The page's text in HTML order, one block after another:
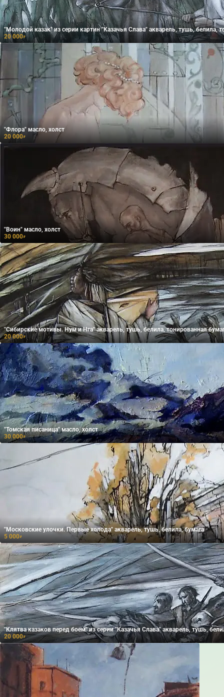
"Молодой казак" из серии картин "Казачья Слава" акварель,
20 000₽
"Флора" масло, холст
20 000₽
"Воин" масло, холст
30 000₽
"Сибирские мотивы. Нум и Нга" акварель, тушь, белила, тонированная
20 000₽
"Томская писаница" масло, холст
30 000₽
"Московские улочки. Первые холода" акварель, тушь, белила, бумага
5 000₽
"Клятва казаков перед боем" из серии "Казачья Слава" акварель, тушь,
20 000₽